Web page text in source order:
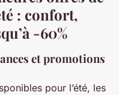
: confort,
-60%
et promotions
pour l’été, les